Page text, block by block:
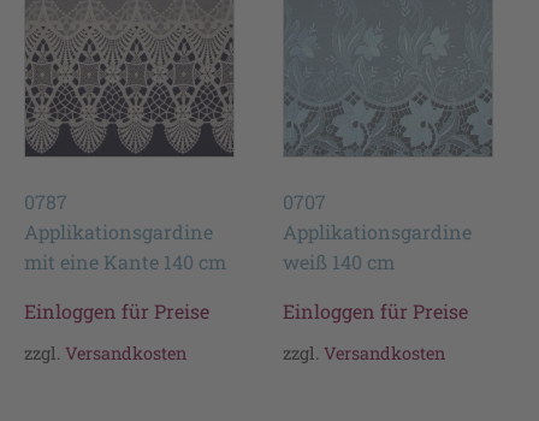
0787
Applikationsgardine
mit eine Kante 140 cm
Einloggen für Preise
zzgl. Versandkosten
0707
Applikationsgardine
weiß 140 cm
Einloggen für Preise
zzgl.Versandkosten